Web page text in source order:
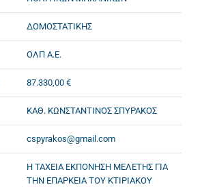
ΔΟΜΟΣΤΑΤΙΚΗΣ
ΟΛΠ Α.Ε.
87.330,00 €
ΚΑΘ. ΚΩΝΣΤΑΝΤΙΝΟΣ ΣΠΥΡΑΚΟΣ
cspyrakos@gmail.com
Η ΤΑΧΕΙΑ ΕΚΠΟΝΗΣΗ ΜΕΛΕΤΗΣ ΓΙΑ
ΤΗΝ ΕΠΑΡΚΕΙΑ ΤΟΥ ΚΤΙΡΙΑΚΟΥ